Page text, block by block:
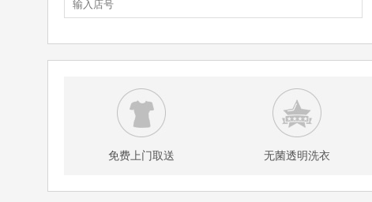
免费上门取送 无菌透明洗衣